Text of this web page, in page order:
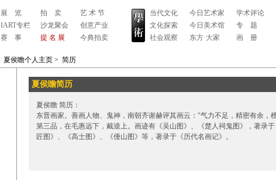
展 览
IART专栏
赛 事
拍 卖
沙龙聚会
提 名 展
艺 术 节
创意产业
今典拍卖
当代文化
文化探索
社会观察
今日艺术家
今日美术馆
东方·大家
学术评论
专 题
画 册
夏侯瞻个人主页 > 简历
夏侯瞻简历
夏侯瞻 简历：
东晋画家。善画人物、鬼神，南朝齐谢赫评其画云："气力不足，精密有余，
第三品，在毛惠远下，戴逵上。画迹有《吴山图》、《楚人祠鬼图》，著录
匠图》、《高士图》、《倕山图》等，著录于《历代名画记》。